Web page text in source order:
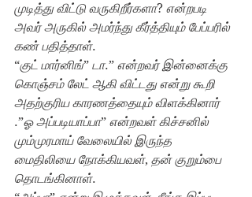
முடித்து விட்டு வருகிறீர்களா? என்றபடி
அவர் அருகில் அமர்ந்து கீர்த்தியும் பேப்பரில்
கண் பதித்தாள்.
“குட் மார்னிங்” டா.” என்றவர் இன்னைக்கு
கொஞ்சம் லேட் ஆகி விட்டது என்று கூறி
அதற்குரிய காரணத்தையும் விளக்கினார்
.”ஓ அப்படியாப்பா” என்றவள் கிச்சனில்
மும்முரமாய் வேலையில் இருந்த
மைதிலியை நோக்கியவள், தன் குறும்பை
தொடங்கினாள்.